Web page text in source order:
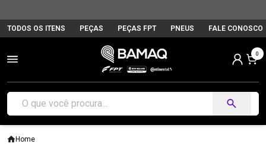
TODOS OS ITENS PEÇAS PEÇAS FPT PNEUS FALE CONOSCO
0
Home